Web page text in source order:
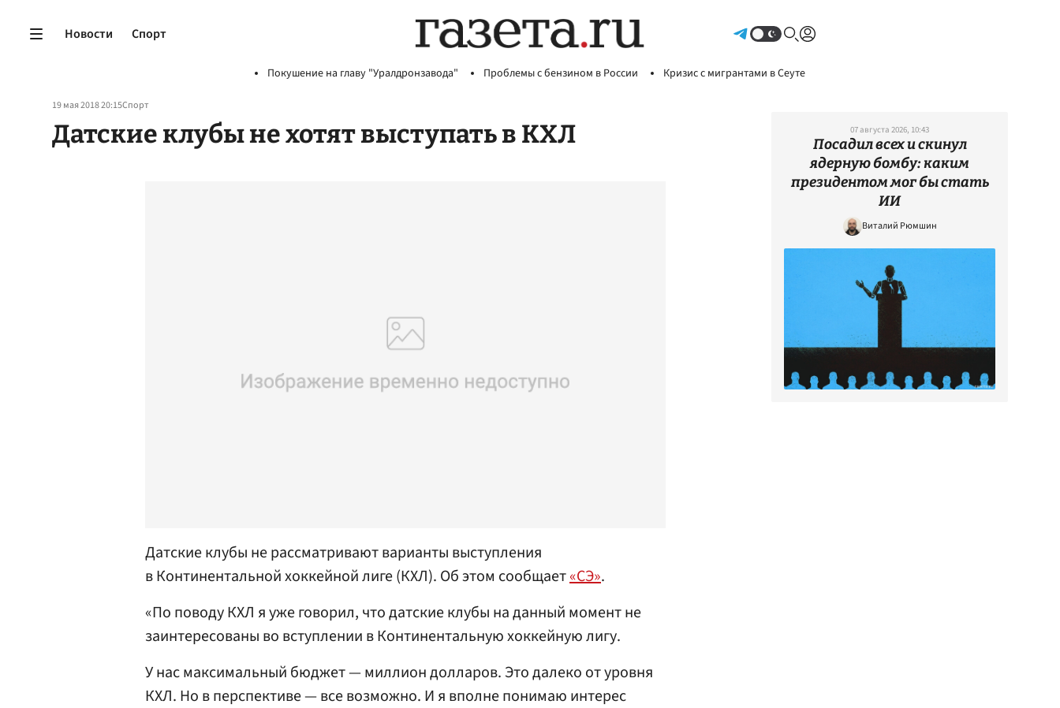
Новости Спорт
Покушение на главу "Уралдронзавода" Проблемы с бензином в России Кризис с мигрантами в Сеуте
19 мая 2018 20:15Спорт
Датские клубы не хотят выступать в КХЛ
Датские клубы не рассматривают варианты выступления
в Континентальной хоккейной лиге (КХЛ). Об этом сообщает«СЭ».
«По поводу КХЛ я уже говорил, что датские клубы на данный момент не
заинтересованы во вступлении в Континентальную хоккейную лигу.
У нас максимальный бюджет — миллион долларов. Это далеко от уровня
КХЛ. Но в перспективе — все возможно. И я вполне понимаю интерес
07 августа 2026, 10:43
Посадил всех и скинул
ядерную бомбу: каким
президентом мог бы стать
ИИ
Виталий Рюмшин